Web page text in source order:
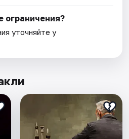
ограничения?
уточняйте у